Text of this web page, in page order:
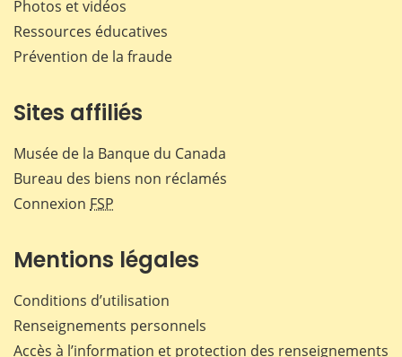
Photos et vidéos
Ressources éducatives
Prévention de la fraude
Sites affiliés
Musée de la Banque du Canada
Bureau des biens non réclamés
Connexion FSP
Mentions légales
Conditions d’utilisation
Renseignements personnels
Accès à l’information et protection des renseignements